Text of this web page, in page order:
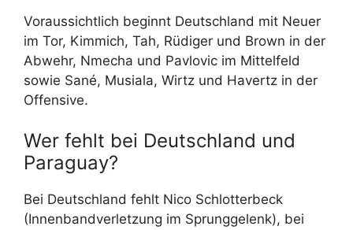
Voraussichtlich beginnt Deutschland mit Neuer
im Tor, Kimmich, Tah, Rüdiger und Brown in der
Abwehr, Nmecha und Pavlovic im Mittelfeld
sowie Sané, Musiala, Wirtz und Havertz in der
Offensive.
Wer fehlt bei Deutschland und
Paraguay?
Bei Deutschland fehlt Nico Schlotterbeck
(Innenbandverletzung im Sprunggelenk), bei